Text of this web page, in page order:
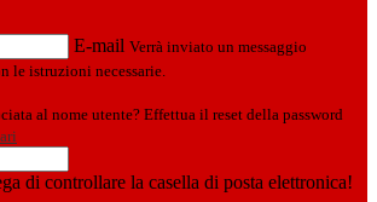
E-mail Verrà inviato un messaggio
le istruzioni necessarie.
al nome utente? Effettua il reset della password
di controllare la casella di posta elettronica!